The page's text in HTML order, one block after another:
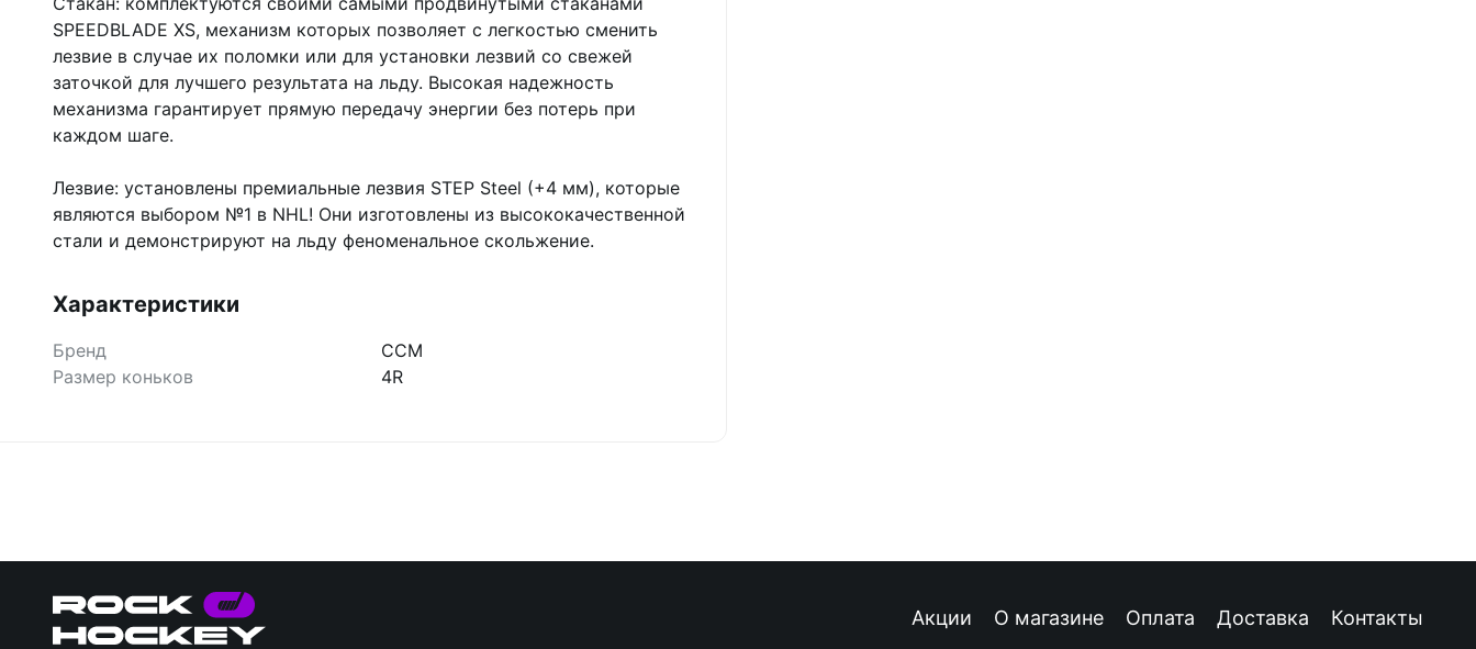
SPEEDBLADE XS, механизм которых позволяет с легкостью сменить
лезвие в случае их поломки или для установки лезвий со свежей
заточкой для лучшего результата на льду. Высокая надежность
механизма гарантирует прямую передачу энергии без потерь при
каждом шаге.
Лезвие: установлены премиальные лезвия STEP Steel (+4 мм), которые
являются выбором №1 в NHL! Они изготовлены из высококачественной
стали и демонстрируют на льду феноменальное скольжение.
Характеристики
Бренд
CCM
Размер коньков
4R
Акции О магазине Оплата Доставка Контакты